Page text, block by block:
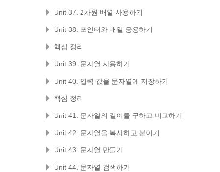
Unit 37. 2차원 배열 사용하기
Unit 38. 포인터와 배열 응용하기
핵심 정리
Unit 39. 문자열 사용하기
Unit 40. 입력 값을 문자열에 저장하기
핵심 정리
Unit 41. 문자열의 길이를 구하고 비교하기
Unit 42. 문자열을 복사하고 붙이기
Unit 43. 문자열 만들기
Unit 44. 문자열 검색하기